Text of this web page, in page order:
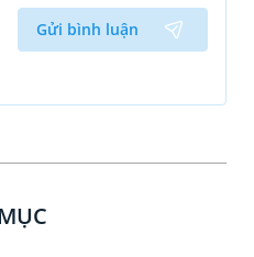
Gửi bình luận